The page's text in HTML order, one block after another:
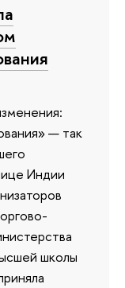
— так
Индии
школы